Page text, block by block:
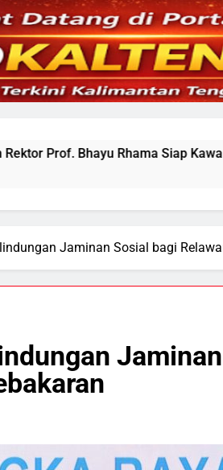
Siap Kawal Sejak 100 Hari
Jaminan Sosial bagi
Jaminan